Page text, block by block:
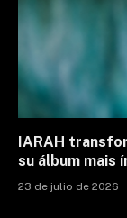
IARAH
su álbum mais
23 de julio de 2026